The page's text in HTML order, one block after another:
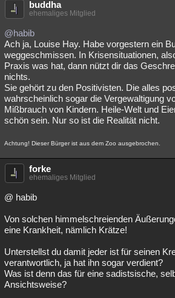
buddha
ehemaliges Mitglied
@habib
Ach ja, Louise Hay. Habe vorgestern ein
weggeschmissen. In Krisensituationen,
Praxis was hat, dann nützt dir das
nichts.
Sie gehört zu den Positivisten. Die alles
wahrscheinlich sogar die Vergewaltigung
Mißbrauch von Kindern. Heile-Welt und
schön sein. Nur so ist die Realität nicht.
Achtung! Dieser Bürger ist aus dem Zoo ausgebrochen.
forke
ehemaliges Mitglied
@ habib
Von solchen himmelschreienden
eine Krankheit, nämlich Krätze!
Unterstellst du damit jeder ist für seinen
verantwortlich, ja hat ihn sogar verdient?
Was ist denn das für eine sadistsische,
Ansichtsweise?